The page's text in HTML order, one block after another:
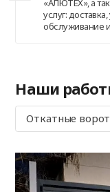
«АЛЮТЕХ», а
услуг:
обслуживание
Наши
Откатные